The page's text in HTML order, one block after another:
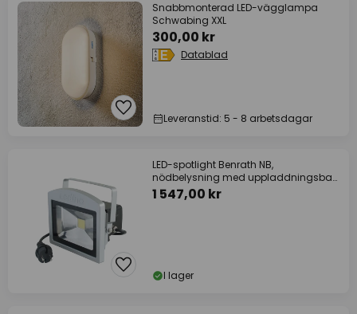
Snabbmonterad LED-vägglampa
Schwabing XXL
300,00 kr
Datablad
Leveranstid: 5 - 8 arbetsdagar
LED-spotlight Benrath NB,
nödbelysning med uppladdningsbart
batteri
1 547,00 kr
I lager